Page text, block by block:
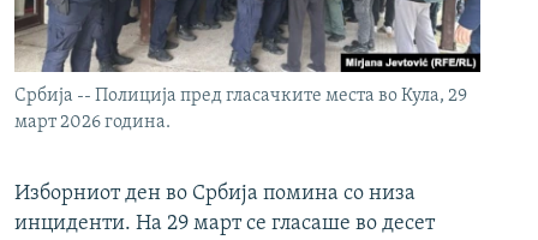
Србија -- Полиција пред гласачките места во Кула, 29
март 2026 година.
Изборниот ден во Србија помина со низа
инциденти. На 29 март се гласаше во десет